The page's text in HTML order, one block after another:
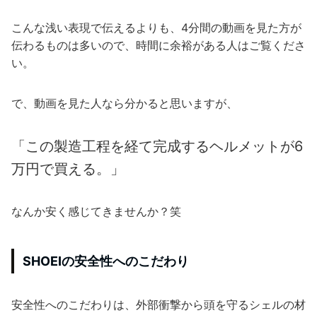
こんな浅い表現で伝えるよりも、4分間の動画を見た方が
伝わるものは多いので、時間に余裕がある人はご覧くださ
い。
で、動画を見た人なら分かると思いますが、
「この製造工程を経て完成するヘルメットが6
万円で買える。」
なんか安く感じてきませんか？笑
SHOEIの安全性へのこだわり
安全性へのこだわりは、外部衝撃から頭を守るシェルの材